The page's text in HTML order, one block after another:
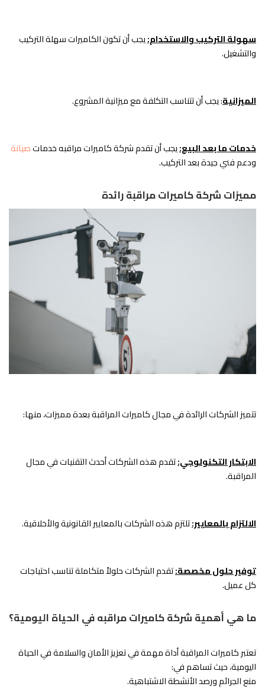
سهولة التركيب والاستخدام:يجب أن تكون الكاميرات سهلة التركيب
والتشغيل.
الميزانية: يجب أن تتناسب التكلفة مع ميزانية المشروع.
خدمات ما بعد البيع:يجب أن تقدم شركة كاميرات مراقبه خدماتصيانة
ودعم فني جيدة بعد التركيب.
مميزات شركة كاميرات مراقبة رائدة
تتميز الشركات الرائدة في مجال كاميرات المراقبة بعدة مميزات، منها:
الابتكار التكنولوجي:تقدم هذه الشركات أحدث التقنيات في مجال
المراقبة.
الالتزام بالمعايير:تلتزم هذه الشركات بالمعايير القانونية والأخلاقية.
توفير حلول مخصصة:تقدم الشركات حلولاً متكاملة تناسب احتياجات
كل عميل.
ما هي أهمية شركة كاميرات مراقبه في الحياة اليومية؟
تعتبر كاميرات المراقبة أداة مهمة في تعزيز الأمان والسلامة في الحياة
اليومية، حيث تساهم في:
منع الجرائم ورصد الأنشطة الاشتباهية.